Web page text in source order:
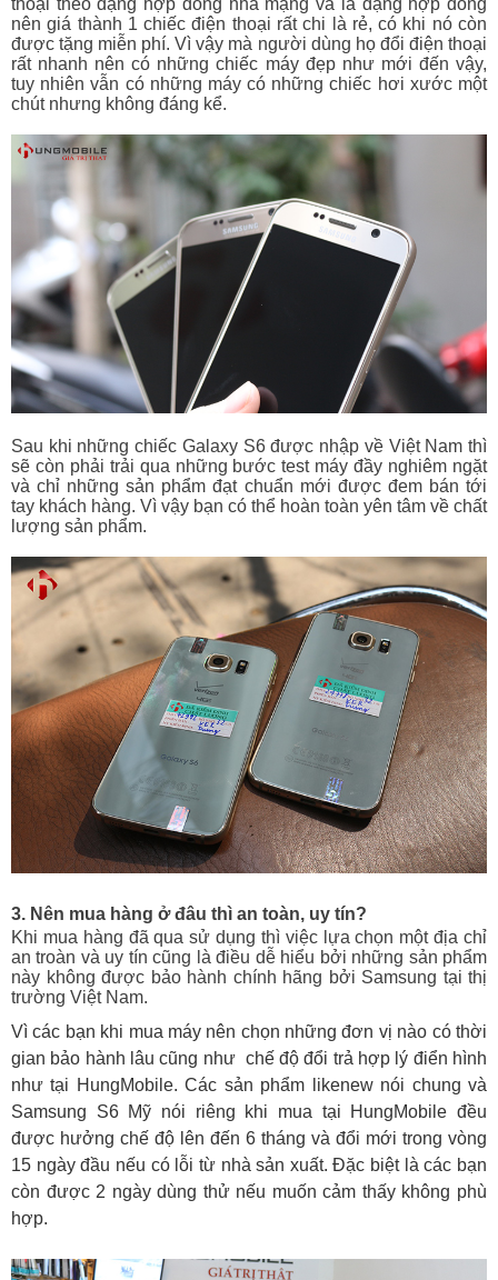
nên giá thành 1 chiếc điện thoại rất chi là rẻ, có khi nó còn
được tặng miễn phí. Vì vậy mà người dùng họ đổi điện thoại
rất nhanh nên có những chiếc máy đẹp như mới đến vậy,
tuy nhiên vẫn có những máy có những chiếc hơi xước một
chút nhưng không đáng kể.
Sau khi những chiếc Galaxy S6 được nhập về Việt Nam thì
sẽ còn phải trải qua những bước test máy đầy nghiêm ngặt
và chỉ những sản phẩm đạt chuẩn mới được đem bán tới
tay khách hàng. Vì vậy bạn có thể hoàn toàn yên tâm về chất
lượng sản phẩm.
3. Nên mua hàng ở đâu thì an toàn, uy tín?
Khi mua hàng đã qua sử dụng thì việc lựa chọn một địa chỉ
an troàn và uy tín cũng là điều dễ hiểu bởi những sản phẩm
này không được bảo hành chính hãng bởi Samsung tại thị
trường Việt Nam.
Vì các bạn khi mua máy nên chọn những đơn vị nào có thời
gian bảo hành lâu cũng như chế độ đổi trả hợp lý điển hình
như tại HungMobile. Các sản phẩm likenew nói chung và
Samsung S6 Mỹ nói riêng khi mua tại HungMobile đều
được hưởng chế độ lên đến 6 tháng và đổi mới trong vòng
15 ngày đầu nếu có lỗi từ nhà sản xuất. Đặc biệt là các bạn
còn được 2 ngày dùng thử nếu muốn cảm thấy không phù
hợp.